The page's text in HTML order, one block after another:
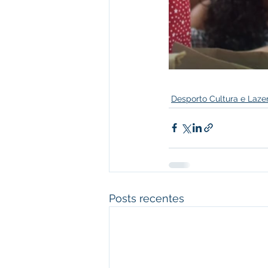
Desporto Cultura e
Posts recentes